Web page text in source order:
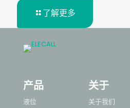
了解更多
产品
液位
关于
关于我们